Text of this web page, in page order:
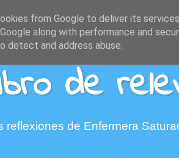
de
reflexiones de Enfermera
from Google to deliver its
along with performance and
detect and address abuse.